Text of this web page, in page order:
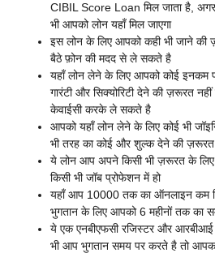
CIBIL Score Loan मिल जाता है,
भी आपको लोन यहाँ मिल जाएगा
इस लोन के लिए आपको कही भी जाने
बैठे फ़ोन की मदद से ले सकते है
यहाँ लोन लेने के लिए आपको कोई इनकम
गारंटी और सिक्योरिटी देने की ज़रूरत
केवाईसी करके ले सकते है
आपको यहाँ लोन लेने के लिए कोई भी
भी तरह का कोई और शुल्क देने की ज़रूरत
ये लोन आप अपने किसी भी ज़रूरत के
किसी भी जॉब प्रोफेशन में हो
यहाँ आप 10000 तक का ऑनलाइन कम
भुगतान के लिए आपको 6 महीनों तक का
ये एक एनबीएफसी रजिस्टर और आरबीआई
भी आप भुगतान समय पर करते है तो आपका